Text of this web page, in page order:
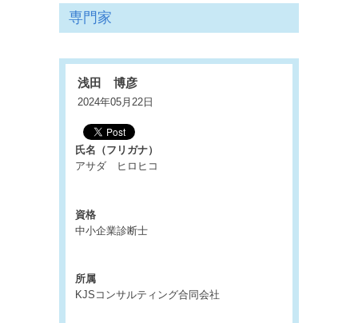
専門家
浅田 博彦
2024年05月22日
氏名（フリガナ）
アサダ ヒロヒコ
資格
中小企業診断士
所属
KJSコンサルティング合同会社